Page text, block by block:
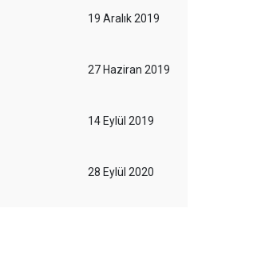
19 Aralık 2019
27 Haziran 2019
14 Eylül 2019
28 Eylül 2020